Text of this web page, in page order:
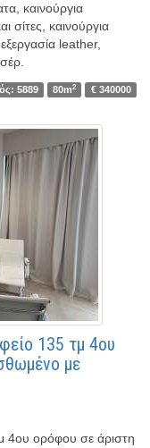
καινούργια
σίτες, καινούργια
leather,
5889 80m2 € 340000
135 τμ 4ου
με
4ου ορόφου σε άριστη